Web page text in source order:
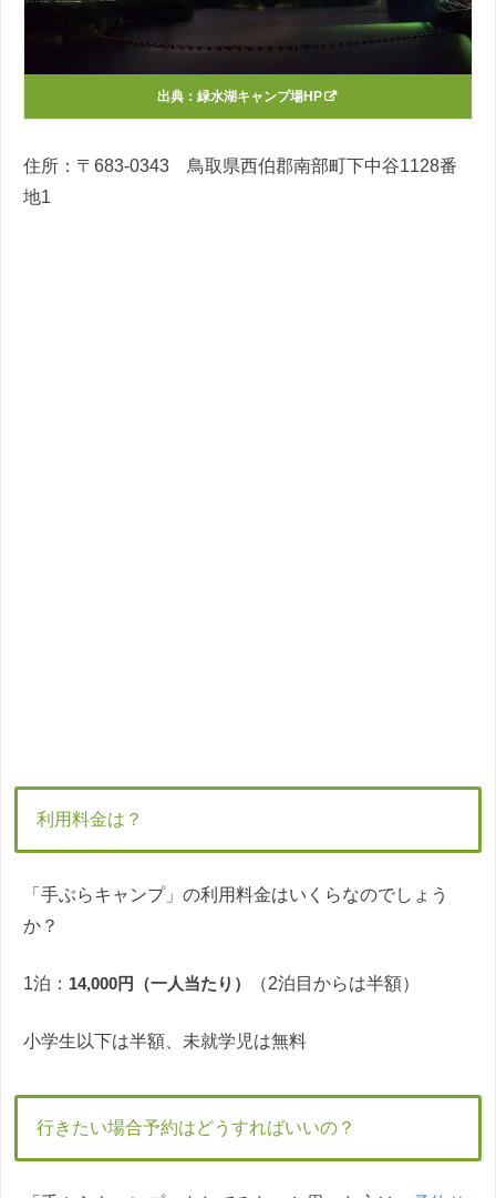
出典： 緑水湖キャンプ場HP
住所：〒683-0343 鳥取県西伯郡南部町下中谷1128番
地1
利用料金は？
「手ぶらキャンプ」の利用料金はいくらなのでしょう
か？
1泊： 14,000円（一人当たり） （2泊目からは半額）
小学生以下は半額、未就学児は無料
行きたい場合予約はどうすればいいの？